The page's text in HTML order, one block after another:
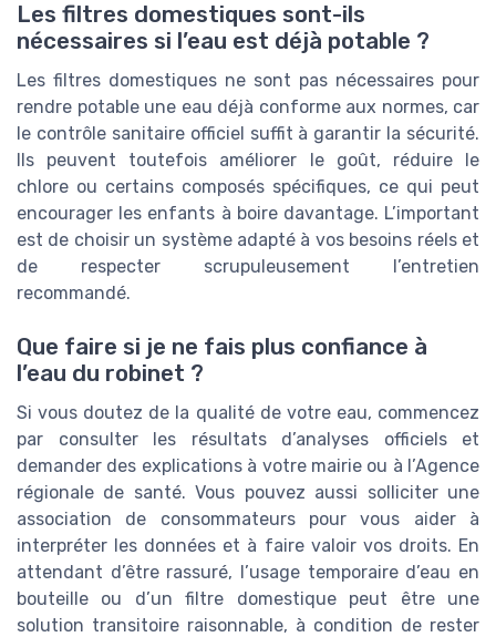
Les filtres domestiques sont-ils
nécessaires si l’eau est déjà potable ?
Les filtres domestiques ne sont pas nécessaires pour
rendre potable une eau déjà conforme aux normes, car
le contrôle sanitaire officiel suffit à garantir la sécurité.
Ils peuvent toutefois améliorer le goût, réduire le
chlore ou certains composés spécifiques, ce qui peut
encourager les enfants à boire davantage. L’important
est de choisir un système adapté à vos besoins réels et
de respecter scrupuleusement l’entretien
recommandé.
Que faire si je ne fais plus confiance à
l’eau du robinet ?
Si vous doutez de la qualité de votre eau, commencez
par consulter les résultats d’analyses officiels et
demander des explications à votre mairie ou à l’Agence
régionale de santé. Vous pouvez aussi solliciter une
association de consommateurs pour vous aider à
interpréter les données et à faire valoir vos droits. En
attendant d’être rassuré, l’usage temporaire d’eau en
bouteille ou d’un filtre domestique peut être une
solution transitoire raisonnable, à condition de rester